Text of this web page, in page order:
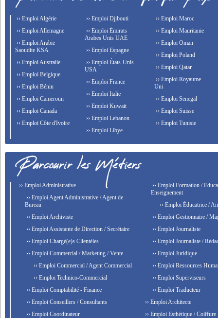
›› Emploi Algérie
›› Emploi Allemagne
›› Emploi Arabie
Saoudite KSA
›› Emploi Australie
›› Emploi Belgique
›› Emploi Bénin
›› Emploi Cameroun
›› Emploi Canada
›› Emploi Côte d'Ivoire
›› Emploi Djibouti
›› Emploi Émirats
Arabes Unis UAE
›› Emploi Espagne
›› Emploi États-Unis
USA
›› Emploi France
›› Emploi Italie
›› Emploi Kuwait
›› Emploi Lebanon
›› Emploi Libye
›› Emploi Maroc
›› Emploi Mauritanie
›› Emploi Oman
›› Emploi Poland
›› Emploi Qatar
›› Emploi Royaume-
Uni
›› Emploi Senegal
›› Emploi Suisse
›› Emploi Tunisie
›› Emploi Administrative
›› Emploi Agent Administrative / Agent de
Bureau
›› Emploi Archiviste
›› Emploi Assistante de Direction / Secrétaire
›› Emploi Chargé(e)s Clientèles
›› Emploi Commercial / Marketing / Vente
›› Emploi Commercial / Agent Commercial
›› Emploi Technico-Commercial
›› Emploi Comptabilité - Finance
›› Emploi Conseillers / Consultants
›› Emploi Coordinateur
›› Emploi Formation /
Enseignement
›› Emploi Éducatrice /
›› Emploi Gestionnaire /
›› Emploi Journaliste
›› Emploi Journaliste /
›› Emploi Juridique
›› Emploi Ressources
›› Emploi Superviseurs
›› Emploi Traducteur
›› Emploi Architecte
›› Emploi Esthétique / Coiffure